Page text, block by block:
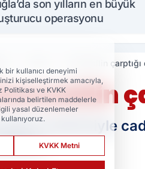
son yılların en büyük
operasyonu
Otomobilin
bisikletiyle
bir kullanıcı deneyimi
kişiselleştirmek amacıyla,
Politikası ve KVKK
belirtilen maddelerle
yasal düzenlemeler
KVKK Metni